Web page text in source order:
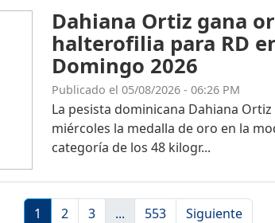
Dahiana Ortiz gana
halterofilia para RD
Domingo 2026
Publicado el 05/08/2026 - 06:26 PM
La pesista dominicana Dahiana
miércoles la medalla de oro en la
categoría de los 48 kilogr...
1 2 3 ... 553 Siguiente